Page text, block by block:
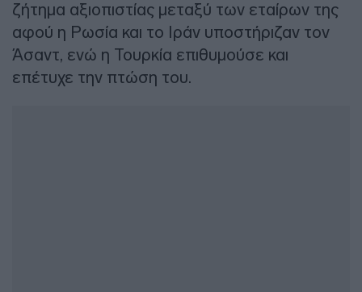
ζήτημα αξιοπιστίας μεταξύ των εταίρων της
αφού η Ρωσία και το Ιράν υποστήριζαν τον
Άσαντ, ενώ η Τουρκία επιθυμούσε και
επέτυχε την πτώση του.